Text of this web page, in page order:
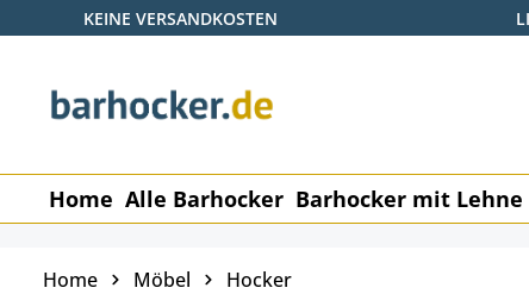
Hauptinhalt springen
Zur Suche springen
Zur Hauptnavigation springen
KEINE VERSANDKOSTEN
Home Alle Barhocker Barhocker mit Lehne
Home Möbel Hocker